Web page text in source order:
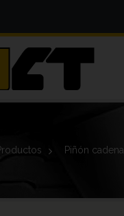
> Piñón cadena